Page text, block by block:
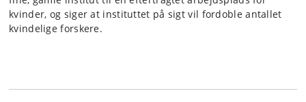
kvinder, og siger at instituttet på sigt vil fordoble antallet
kvindelige forskere.